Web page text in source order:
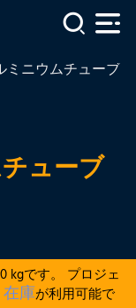
ミニウムチューブ
ューブ
kgです。 プロジェ
在庫が利用可能で